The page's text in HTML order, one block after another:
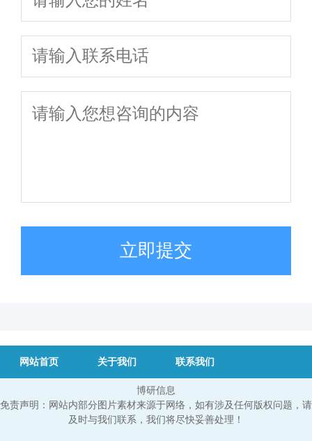
立即提交
网站首页 关于我们 联系我们
博研信息
免责声明：网站内部分图片素材来源于网络，如有涉及任何版权问题，请
及时与我们联系，我们将尽快妥善处理！